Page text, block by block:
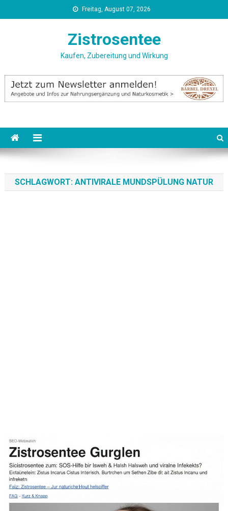
to
Freitag, August 07, 2026
Zistrosentee
Kaufen, Zubereitung und Wirkung
SCHLAGWORT: ANTIVIRALE MUNDSPÜLUNG NATUR